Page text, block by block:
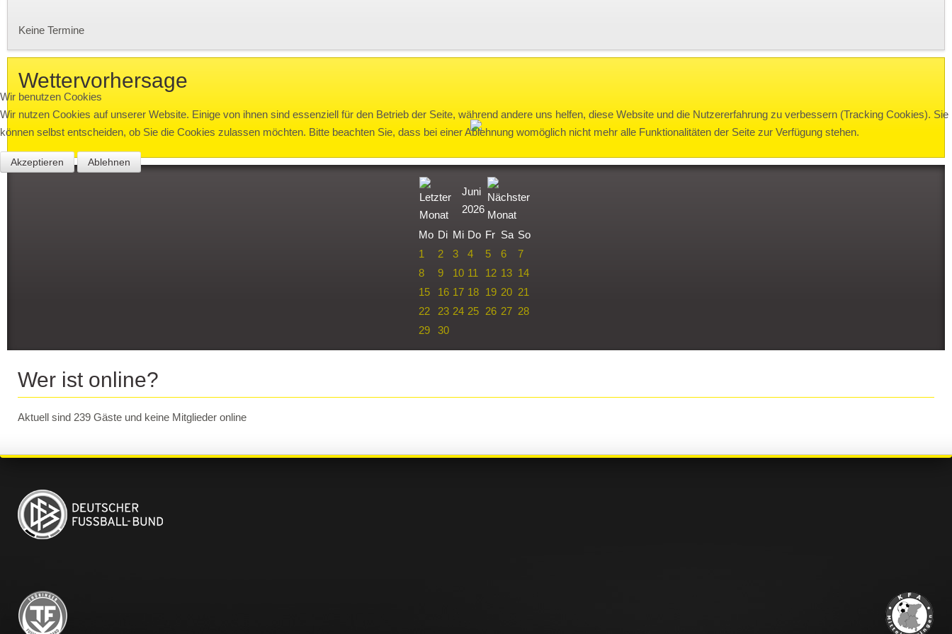
Keine Termine
Wettervorhersage
Juni
2026
Mo Di Mi Do Fr Sa So
1
2 3 4 5 6
7
8
9 10 11 12 13 14
15
16 17 18 19 20 21
22
23 24 25 26 27 28
29
30
Wer ist online?
Aktuell sind 239 Gäste und keine Mitglieder online
Wir benutzen Cookies
Wir nutzen Cookies auf unserer Website. Einige von ihnen sind essenziell für den Betrieb der Seite, während andere uns helfen, diese Website und die Nutzererfahrung zu verbessern (Tracking Cookies). Sie
können selbst entscheiden, ob Sie die Cookies zulassen möchten. Bitte beachten Sie, dass bei einer Ablehnung womöglich nicht mehr alle Funktionalitäten der Seite zur Verfügung stehen.
Akzeptieren Ablehnen